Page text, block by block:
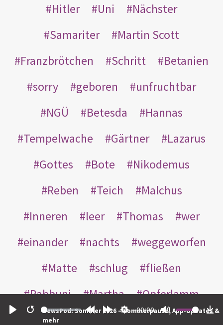
Restart
00:00
NewsPod: Sommer 2026 – Sommerpause, App-Updates &
mehr
Hitler
Uni
Nächster
Samariter
Martin Scott
Franzbrötchen
Schritt
Betanien
sorry
geboren
unfruchtbar
NGÜ
Betesda
Hannas
Tempelwache
Gärtner
Lazarus
Gottes
Bote
Nikodemus
Reben
Teich
Malchus
Inneren
leer Thomas
wer
einander
nachts
weggeworfen
Matte
schlug
fließen
Rabbuni
Martha
Opferlamm
gewaschen
jüdischen